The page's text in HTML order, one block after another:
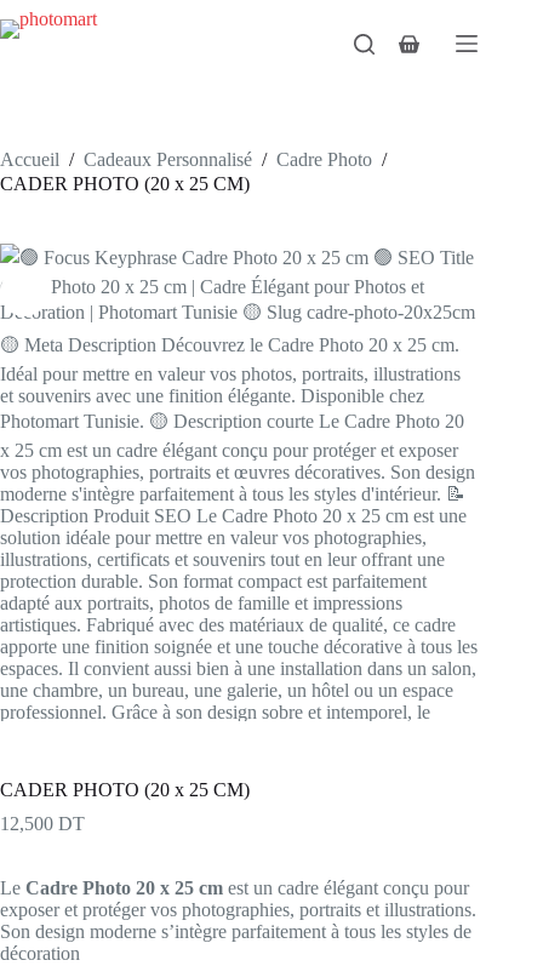
Passer
au
Panier
Accueil / Cadeaux Personnalisé / Cadre Photo /
CADER PHOTO (20 x 25 CM)
CADER PHOTO (20 x 25 CM)
12,500 DT
Le Cadre Photo 20 x 25 cm est un cadre élégant conçu pour
exposer et protéger vos photographies, portraits et illustrations.
Son design moderne s’intègre parfaitement à tous les styles de
décoration